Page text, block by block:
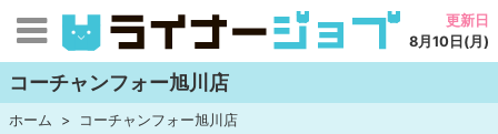
更新日
8月10日(月)
コーチャンフォー旭川店
ホーム コーチャンフォー旭川店